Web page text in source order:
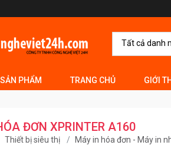
Tất cả danh
PHẨM TRANG CHỦ GIỚI
ĐƠN XPRINTER A160
Thiết bị siêu thị Máy in hóa đơn - Máy in